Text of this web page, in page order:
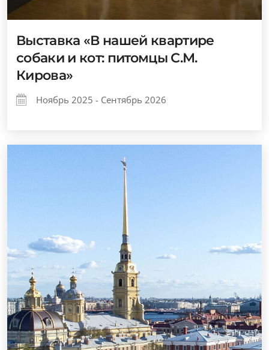
Выставка «В нашей квартире
собаки и кот: питомцы С.М.
Кирова»
Ноябрь 2025 - Сентябрь 2026